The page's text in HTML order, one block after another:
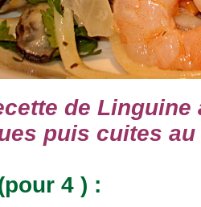
de
puis cuites
4 ) :